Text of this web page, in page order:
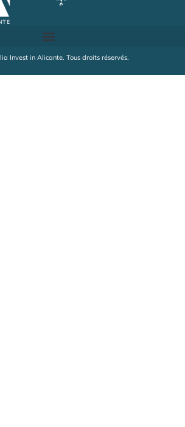
Invest in Alicante. Tous droits réservés.